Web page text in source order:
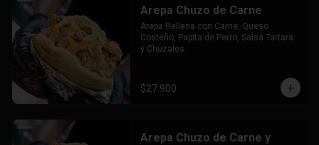
Arepa Chuzo de Carne
Arepa Rellena con Carne, Queso
Costeño, Papita de Perro, Salsa Tartara
y Chuzales.
$27.900
Arepa Chuzo de Carne y